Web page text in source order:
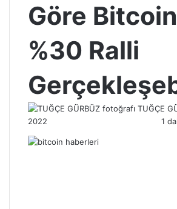
Göre
%30 Ralli
TUĞÇE
2022
1